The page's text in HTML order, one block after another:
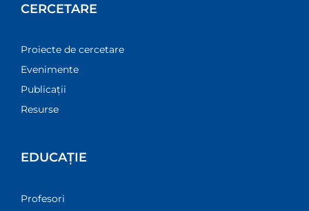
CERCETARE
Proiecte de cercetare
Evenimente
Publicații
Resurse
EDUCAȚIE
Profesori